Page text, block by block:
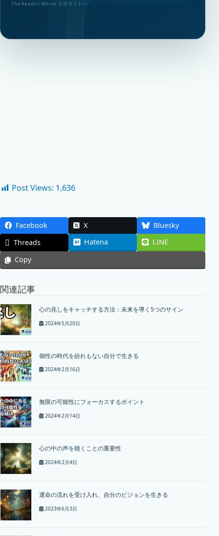
The Akashic Mirror 公式サイトへ
Post Views: 1,636
Facebook X
Bluesky
Threads
Hatena
LINE
Copy
関連記事
心の兆しをキャッチする方法：未来を導く5つのサイン
2024年5月20日
個性の時代を紛れもない自分で生きる
2024年2月16日
無限の可能性にフォーカスするポイント
2024年2月14日
心の中の声を聴くことの重要性
2024年2月4日
運命の流れを受け入れ、自分のビジョンを生きる
2023年6月3日